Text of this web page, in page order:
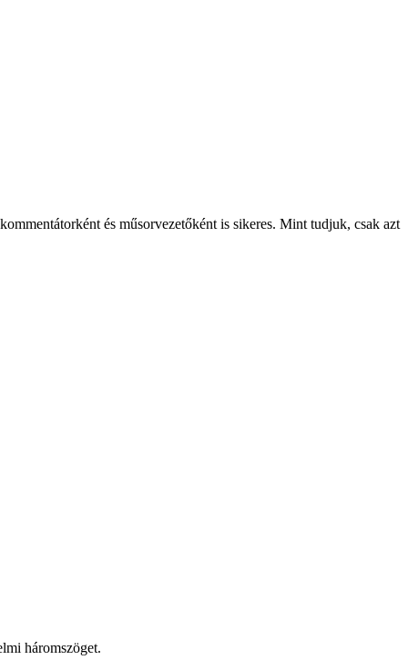
és műsorvezetőként is sikeres. Mint tudjuk, csak azt
háromszöget.